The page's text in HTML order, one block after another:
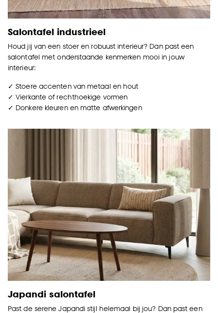
kan aanpassen, bekijk hiervoor onze
cookieverklaring.
Salontafel industrieel
Houd jij van een stoer en robuust interieur? Dan past een
salontafel met onderstaande kenmerken mooi in jouw
interieur:
✓ Stoere accenten van metaal en hout
✓ Vierkante of rechthoekige vormen
✓ Donkere kleuren en matte afwerkingen
Japandi salontafel
Past de serene Japandi stijl helemaal bij jou? Dan past een